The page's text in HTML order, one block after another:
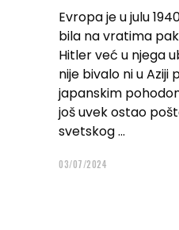
Evropa je u julu
bila na vratima
Hitler već u njega
nije bivalo ni u Aziji
japanskim
još uvek ostao
svetskog
03/07/2024